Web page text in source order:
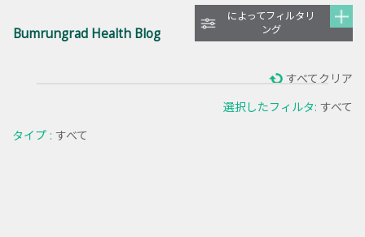
Bumrungrad Health Blog
によってフィルタリ
ング
選択したフィルタ: すべて
タイプ : すべて
すべてクリア